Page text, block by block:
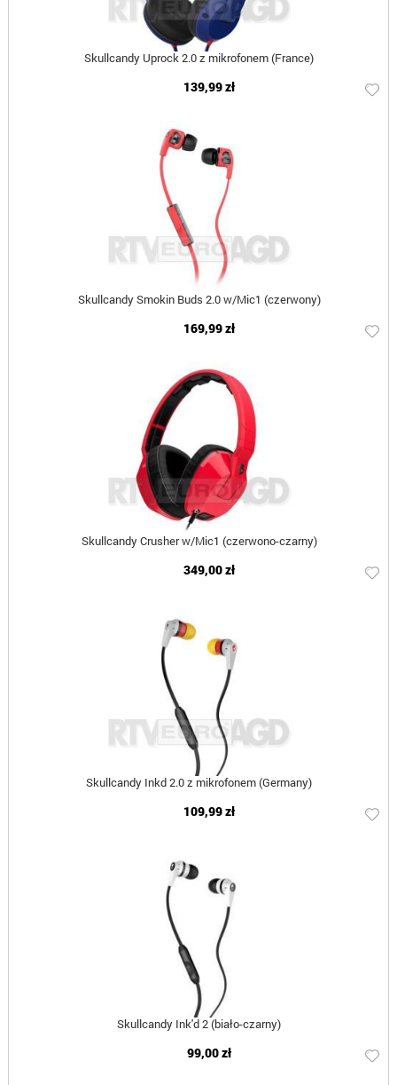
Skullcandy Uprock 2.0 z mikrofonem (France)
139,99 zł
Skullcandy Smokin Buds 2.0 w/Mic1 (czerwony)
169,99 zł
Skullcandy Crusher w/Mic1 (czerwono-czarny)
349,00 zł
Skullcandy Inkd 2.0 z mikrofonem (Germany)
109,99 zł
Skullcandy Ink'd 2 (biało-czarny)
99,00 zł